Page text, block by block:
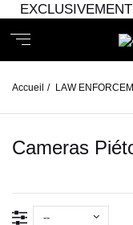
Accueil / LAW
Cameras
--